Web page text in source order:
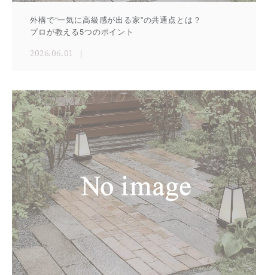
外構で“一気に高級感が出る家”の共通点とは？
プロが教える5つのポイント
2026.06.01